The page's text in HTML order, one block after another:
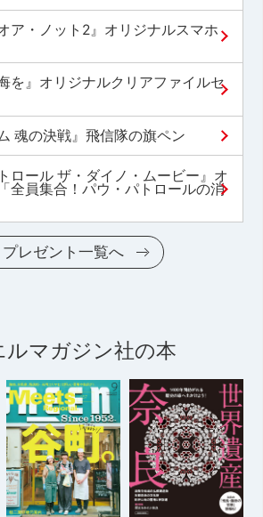
ア・ノット2』オリジナルスマホ
を』オリジナルクリアファイルセ
魂の決戦』飛信隊の旗ペン
ロール ザ・ダイノ・ムービー』オ
全員集合！パウ・パトロールの消
プレゼント一覧へ
ルマガジン社の本